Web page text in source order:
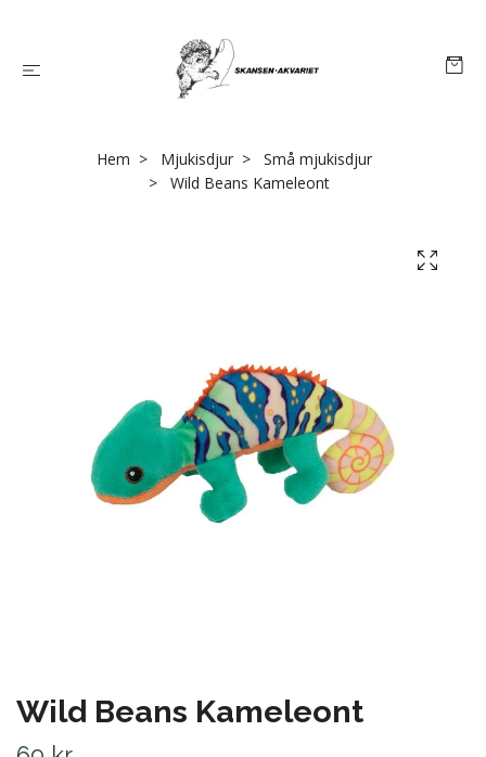
Hem Mjukisdjur
Små mjukisdjur
Wild Beans Kameleont
Wild Beans Kameleont